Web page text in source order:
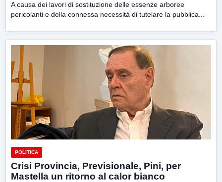
A causa dei lavori di sostituzione delle essenze arboree
pericolanti e della connessa necessità di tutelare la pubblica...
POLITICA
Crisi Provincia, Previsionale, Pini, per
Mastella un ritorno al calor bianco